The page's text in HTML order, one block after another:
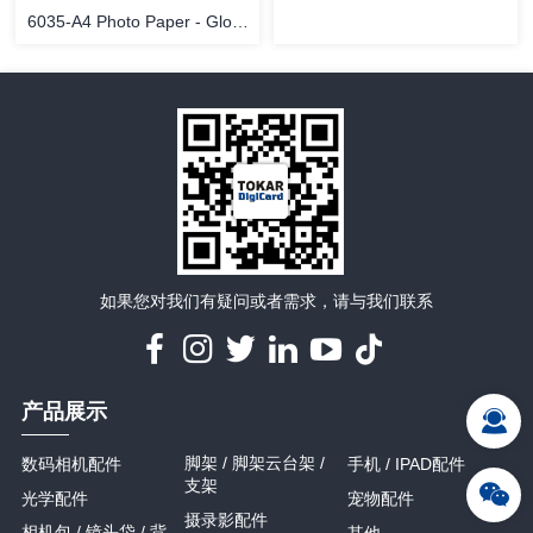
6035-A4 Photo Paper - Gloss
如果您对我们有疑问或者需求，请与我们联系
产品展示
数码相机配件
光学配件
脚架 / 脚架云台架 /
支架
摄录影配件
手机 / IPAD配件
宠物配件